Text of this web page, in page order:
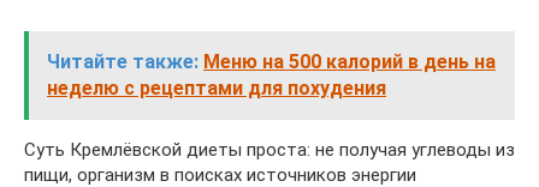
Читайте также: Меню на 500 калорий в день на
неделю с рецептами для похудения
Суть Кремлёвской диеты проста: не получая углеводы из
пищи, организм в поисках источников энергии